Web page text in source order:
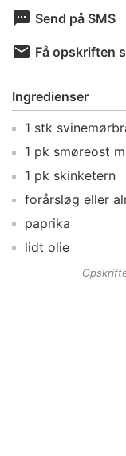
Send på SMS
Få opskriften
Ingredienser
1 stk
1 pk smøreost
1 pk skinketern
forårsløg eller
paprika
lidt olie